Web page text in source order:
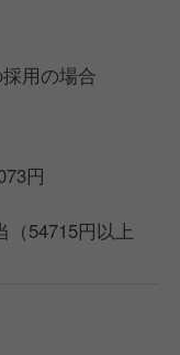
用の場合
円
54715円以上